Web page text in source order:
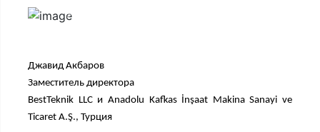
PreviousNext
Джавид Акбаров
Заместитель директора
BestTeknik LLC и Anadolu Kafkas İnşaat Makina Sanayi ve
Ticaret A.Ş., Турция